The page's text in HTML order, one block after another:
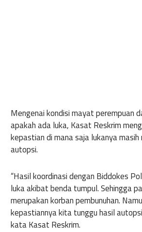
Mengenai kondisi mayat perempuan
apakah ada luka, Kasat Reskrim
kepastian di mana saja lukanya masih
autopsi.
“Hasil koordinasi dengan Biddokes
luka akibat benda tumpul. Sehingga
merupakan korban pembunuhan.
kepastiannya kita tunggu hasil
kata Kasat Reskrim.